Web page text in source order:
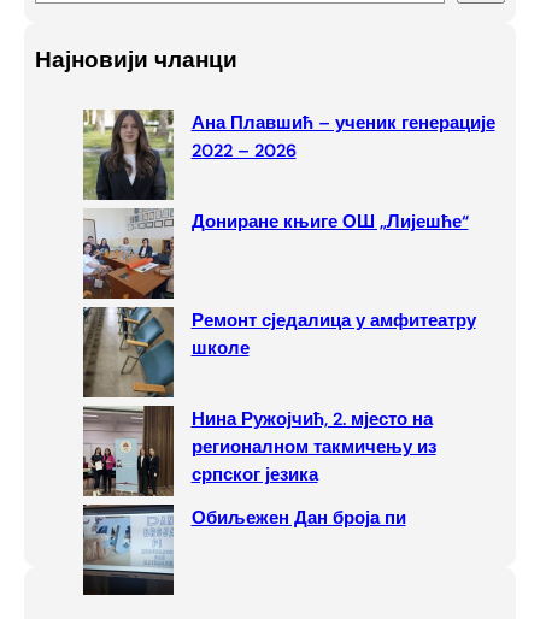
rНајновији чланци
Ана Плавшић – ученик генерације
2022 – 2026
Дониране књиге ОШ „Лијешће“
Ремонт сједалица у амфитеатру
школе
Нина Ружојчић, 2. мјесто на
регионалном такмичењу из
српског језика
Обиљежен Дан броја пи